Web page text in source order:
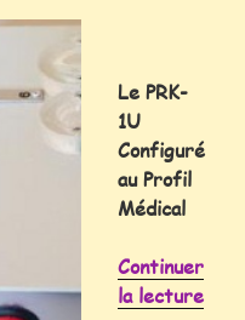
Le PRK-
1U
Configuré
au Profil
Médical
Continuer
la lecture